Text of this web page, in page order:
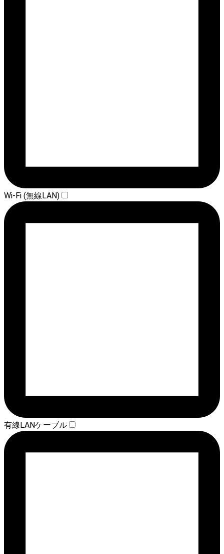
Wi-Fi (無線LAN)
有線LANケーブル